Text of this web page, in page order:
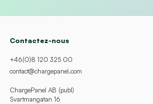
Contactez-nous
+46(0)8 120 325 00
contact@chargepanel.com
ChargePanel AB (publ)
Svartmangatan 16